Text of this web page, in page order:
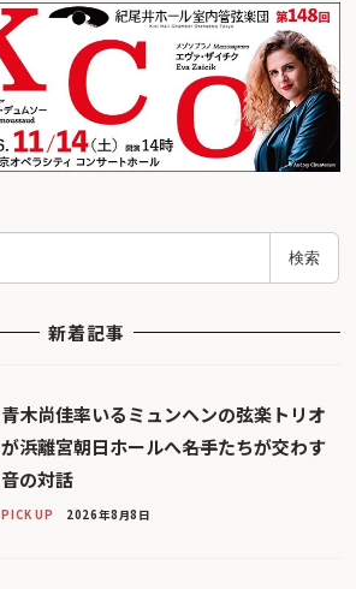
検索
新着記事
青木尚佳率いるミュンヘンの弦楽トリオ
が浜離宮朝日ホールへ――名手たちが交わす
音の対話
PICK UP 2026年8月8日